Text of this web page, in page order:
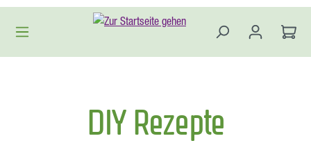
Zum Hauptinhalt springen
DIY Rezepte